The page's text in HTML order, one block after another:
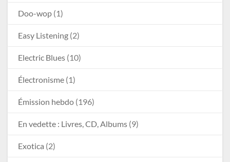
Doo-wop (1)
Easy Listening (2)
Electric Blues (10)
Électronisme (1)
Émission hebdo (196)
En vedette : Livres, CD, Albums (9)
Exotica (2)